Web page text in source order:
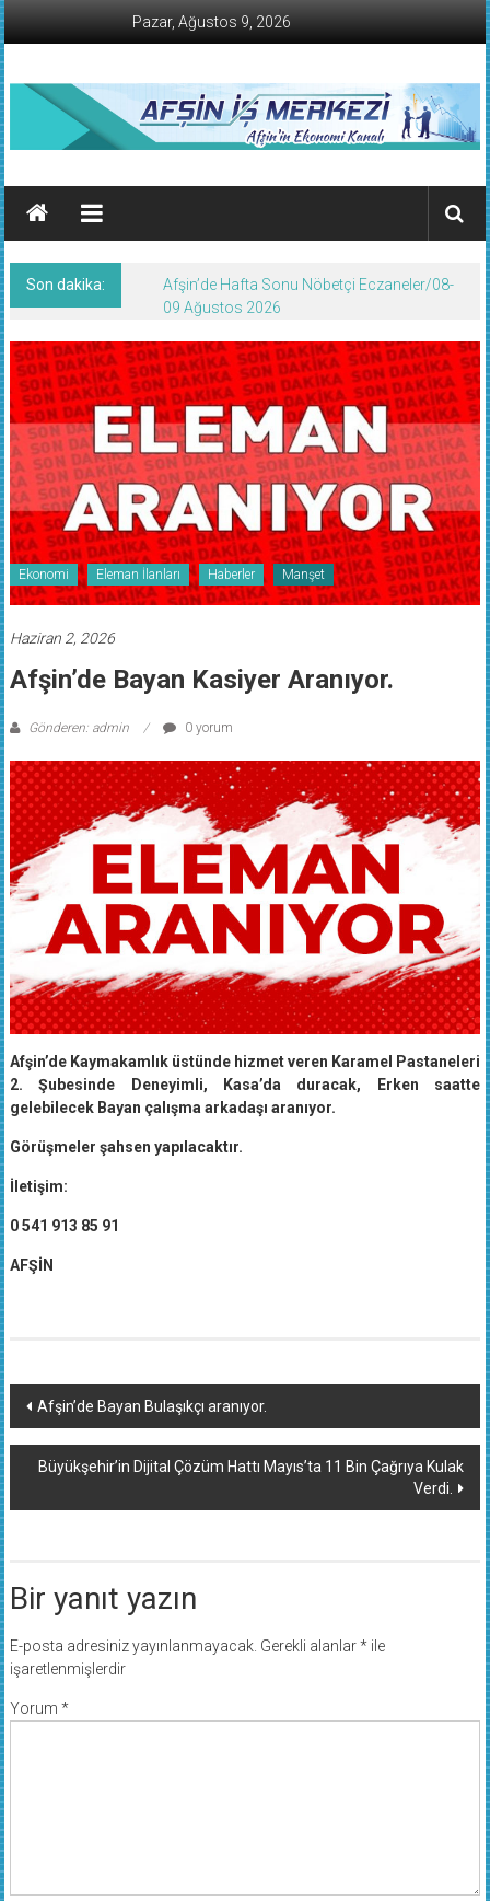
İçeriğe
geç
Pazar, Ağustos 9, 2026
AFŞİN
İŞ
MERKEZİ
Afşin'in
Kanalı
Son dakika:
Afşin’de Hafta Sonu Nöbetçi Eczaneler/08-
09 Ağustos 2026
Ekonomi Eleman İlanları Haberler Manşet
Haziran 2, 2026
Afşin’de Bayan Kasiyer Aranıyor.
Gönderen: admin 0 yorum
Afşin’de Kaymakamlık üstünde hizmet veren Karamel Pastaneleri
2. Şubesinde Deneyimli, Kasa’da duracak, Erken saatte
gelebilecek Bayan çalışma arkadaşı aranıyor.
Görüşmeler şahsen yapılacaktır.
İletişim:
0 541 913 85 91
AFŞİN
Yazı
dolaşımı
Afşin’de Bayan Bulaşıkçı aranıyor.
Büyükşehir’in Dijital Çözüm Hattı Mayıs’ta 11 Bin Çağrıya Kulak
Verdi.
Bir yanıt yazın
E-posta adresiniz yayınlanmayacak. Gerekli alanlar*ile
işaretlenmişlerdir
Yorum *